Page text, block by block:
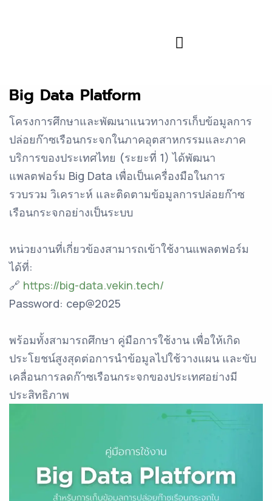
Big Data Platform
โครงการศึกษาและพัฒนาแนวทางการเก็บข้อมูลการ
ปล่อยก๊าซเรือนกระจกในภาคอุตสาหกรรมและภาค
บริการของประเทศไทย (ระยะที่ 1) ได้พัฒนา
แพลตฟอร์ม Big Data เพื่อเป็นเครื่องมือในการ
รวบรวม วิเคราะห์ และติดตามข้อมูลการปล่อยก๊าซ
เรือนกระจกอย่างเป็นระบบ
หน่วยงานที่เกี่ยวข้องสามารถเข้าใช้งานแพลตฟอร์ม
ได้ที่:
🔗 https://big-data.vekin.tech/
Password: cep@2025
พร้อมทั้งสามารถศึกษา คู่มือการใช้งาน เพื่อให้เกิด
ประโยชน์สูงสุดต่อการนำข้อมูลไปใช้วางแผน และขับ
เคลื่อนการลดก๊าซเรือนกระจกของประเทศอย่างมี
ประสิทธิภาพ